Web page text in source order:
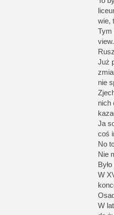
wie,
Tym
Już
nie
nich
Ja
coś
No
Nie
W
W